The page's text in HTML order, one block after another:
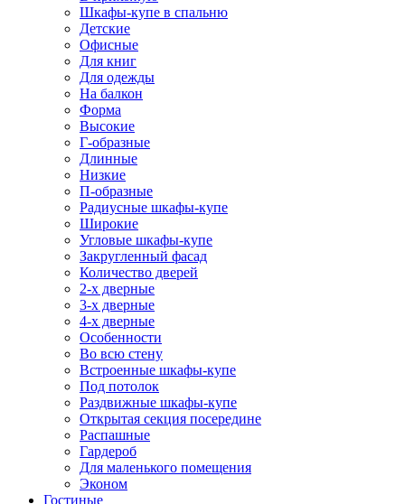
Шкафы-купе в спальню
Детские
Офисные
Для книг
Для одежды
На балкон
Форма
Высокие
Г-образные
Длинные
Низкие
П-образные
Радиусные шкафы-купе
Широкие
Угловые шкафы-купе
Закругленный фасад
Количество дверей
2-х дверные
3-х дверные
4-х дверные
Особенности
Во всю стену
Встроенные шкафы-купе
Под потолок
Раздвижные шкафы-купе
Открытая секция посередине
Распашные
Гардероб
Для маленького помещения
Эконом
Гостиные